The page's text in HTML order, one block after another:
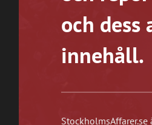
och
innehåll.
StockholmsAffarer.se